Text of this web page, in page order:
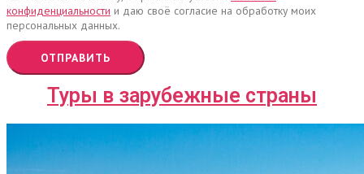
конфиденциальности и даю своё согласие на обработку моих
персональных данных.
ОТПРАВИТЬ
Туры в зарубежные страны